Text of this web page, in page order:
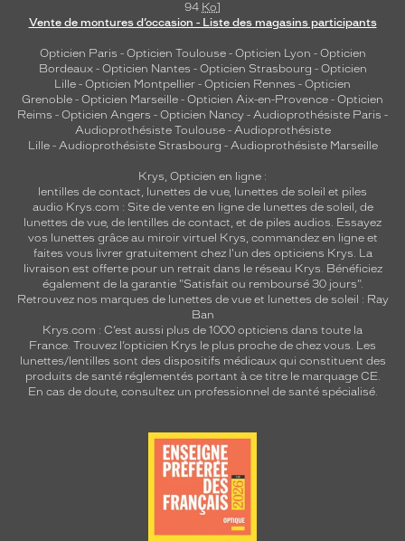
94 Ko]
Vente de montures d’occasion - Liste des magasins participants
Opticien Paris - Opticien Toulouse- Opticien Lyon - Opticien
Bordeaux- Opticien Nantes - Opticien Strasbourg - Opticien
Lille - Opticien Montpellier - Opticien Rennes - Opticien
Grenoble - Opticien Marseille - Opticien Aix-en-Provence - Opticien
Reims - Opticien Angers - Opticien Nancy - Audioprothésiste Paris -
Audioprothésiste Toulouse- Audioprothésiste
Lille- Audioprothésiste Strasbourg - Audioprothésiste Marseille
Krys, Opticien en ligne :
lentilles de contact, lunettes de vue, lunettes de soleil et piles
audio Krys.com : Site de vente en ligne de lunettes de soleil, de
lunettes de vue, de lentilles de contact, et de piles audios. Essayez
vos lunettes grâce au miroir virtuel Krys, commandez en ligne et
faites vous livrer gratuitement chez l'un des opticiens Krys. La
livraison est offerte pour un retrait dans le réseau Krys. Bénéficiez
également de la garantie "Satisfait ou remboursé 30 jours".
Retrouvez nos marques de lunettes de vue et lunettes de soleil : Ray
Ban
Krys.com : C’est aussi plus de 1000 opticiens dans toute la
France. Trouvez l’opticien Krys le plus proche de chez vous. Les
lunettes/lentilles sont des dispositifs médicaux qui constituent des
produits de santé réglementés portant à ce titre le marquage CE.
En cas de doute, consultez un professionnel de santé spécialisé.